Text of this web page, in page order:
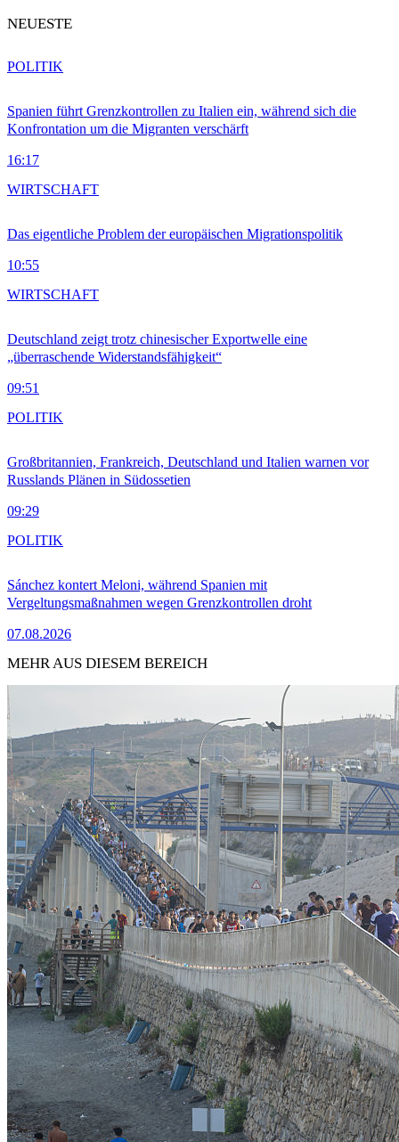
NEUESTE
Spanien führt Grenzkontrollen zu Italien ein, während sich die
Konfrontation um die Migranten verschärft
16:17
POLITIK
Das eigentliche Problem der europäischen Migrationspolitik
10:55
WIRTSCHAFT
Deutschland zeigt trotz chinesischer Exportwelle eine
„überraschende Widerstandsfähigkeit“
09:51
WIRTSCHAFT
Großbritannien, Frankreich, Deutschland und Italien warnen vor
Russlands Plänen in Südossetien
09:29
POLITIK
Sánchez kontert Meloni, während Spanien mit
Vergeltungsmaßnahmen wegen Grenzkontrollen droht
07.08.2026
POLITIK
MEHR AUS DIESEM BEREICH